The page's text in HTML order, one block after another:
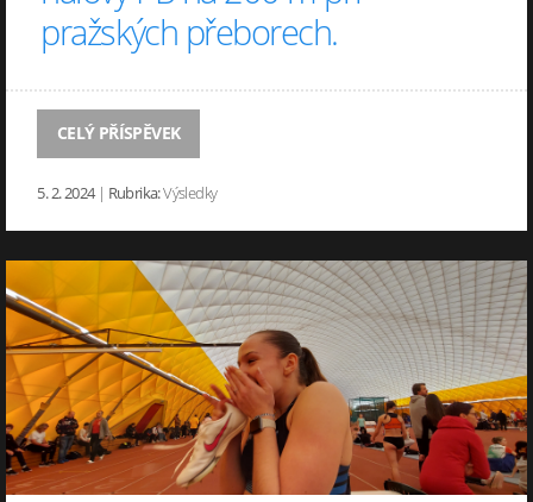
pražských přeborech.
CELÝ PŘÍSPĚVEK
5. 2. 2024 | Rubrika:Výsledky